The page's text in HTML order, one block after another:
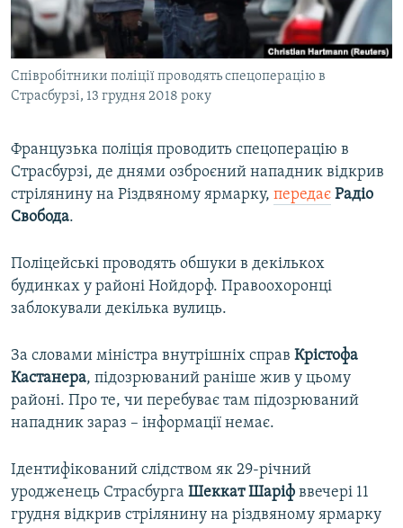
ВІДЕОУРОКИ «ELIFBE»
СВІДЧЕННЯ ОКУПАЦІЇ
УКРАЇНСЬКА ПРОБЛЕМА КРИМУ
Русский
Qırımtatar
Усі сайти RFE/RL
Співробітники поліції проводять спецоперацію в
Страсбурзі, 13 грудня 2018 року
Французька поліція проводить спецоперацію в
Страсбурзі, де днями озброєний нападник відкрив
стрілянину на Різдвяному ярмарку, передає Радіо
Свобода.
Поліцейські проводять обшуки в декількох
будинках у районі Нойдорф. Правоохоронці
заблокували декілька вулиць.
За словами міністра внутрішніх справ Крістофа
Кастанера, підозрюваний раніше жив у цьому
районі. Про те, чи перебуває там підозрюваний
нападник зараз – інформації немає.
Ідентифікований слідством як 29-річний
уродженець Страсбурга Шеккат Шаріф ввечері 11
грудня відкрив стрілянину на різдвяному ярмарку